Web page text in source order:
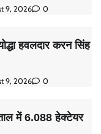
9, 2026 0
हवलदार करन सिंह
9, 2026 0
में 6.088 हेक्टेयर